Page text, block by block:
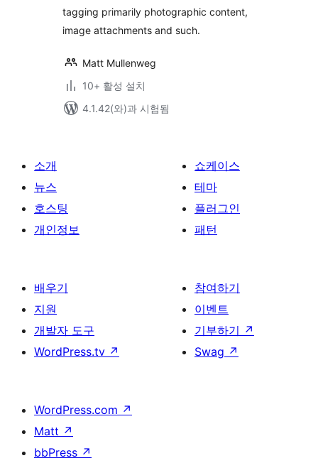
tagging primarily photographic content,
image attachments and such.
Matt Mullenweg
10+ 활성 설치
4.1.42(와)과 시험됨
소개
뉴스
호스팅
개인정보
쇼케이스
테마
플러그인
패턴
배우기
지원
개발자 도구
WordPress.tv ↗
참여하기
이벤트
기부하기 ↗
Swag ↗
WordPress.com ↗
Matt ↗
bbPress ↗